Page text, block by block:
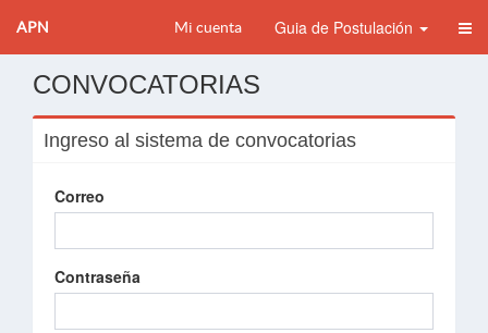
APN Mi cuenta Guia de Postulación
CONVOCATORIAS
Ingreso al sistema de convocatorias
Correo
Contraseña